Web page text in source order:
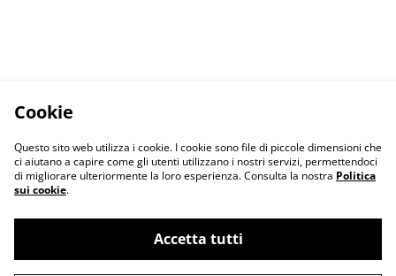
Cookie
Questo sito web utilizza i cookie. I cookie sono file di piccole dimensioni che
ci aiutano a capire come gli utenti utilizzano i nostri servizi, permettendoci
di migliorare ulteriormente la loro esperienza. Consulta la nostra Politica
sui cookie.
Accetta tutti